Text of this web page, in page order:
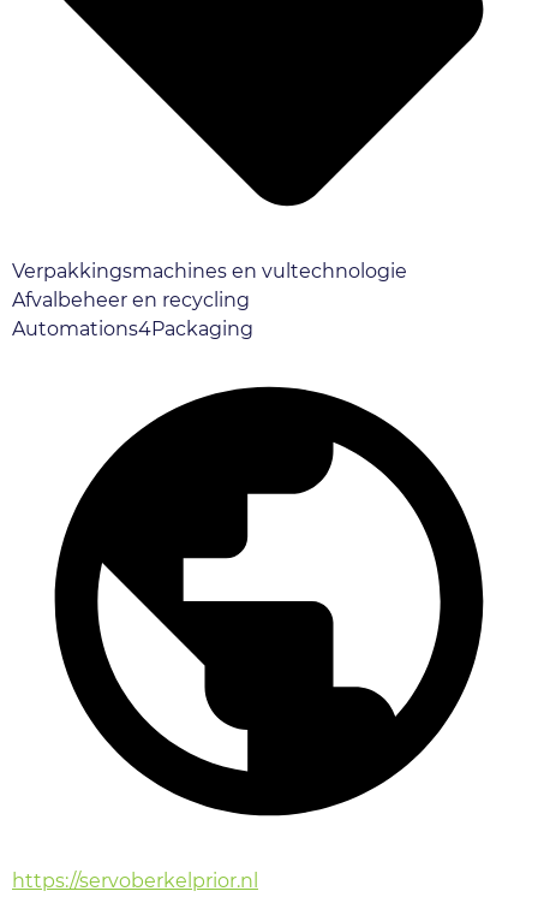
Verpakkingsmachines en vultechnologie
Afvalbeheer en recycling
Automations4Packaging
https://servoberkelprior.nl